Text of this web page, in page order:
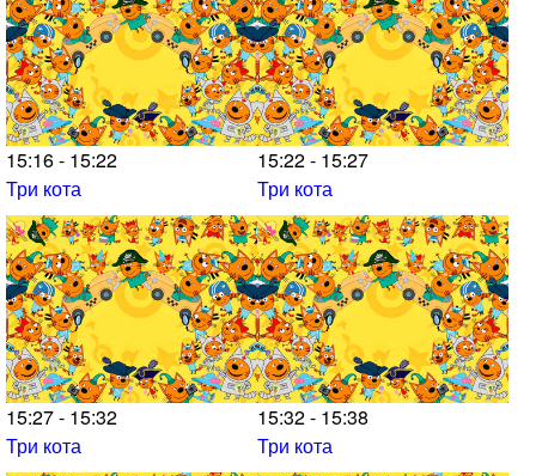
15:16 - 15:22
Три кота
15:22 - 15:27
Три кота
15:27 - 15:32
Три кота
15:32 - 15:38
Три кота